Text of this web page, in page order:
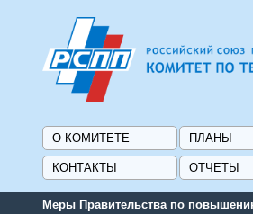
О КОМИТЕТЕ ПЛАНЫ
КОНТАКТЫ ОТЧЕТЫ
Меры Правительства по